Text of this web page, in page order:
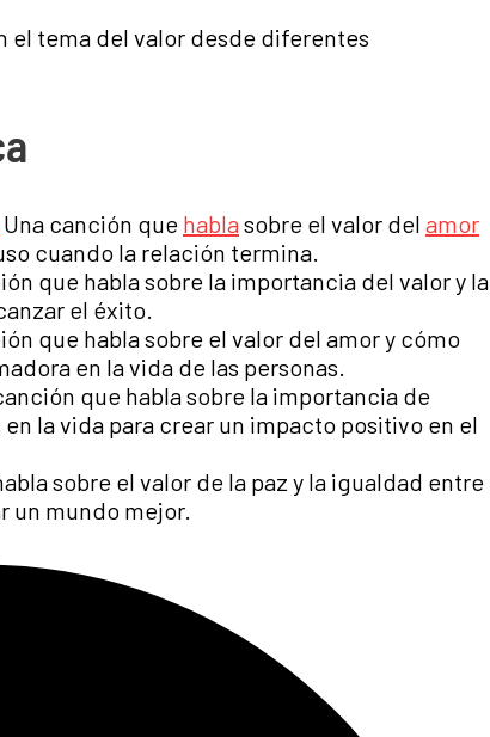
el tema del valor desde diferentes
Una canción que habla sobre el valor del amor
cuando la relación termina.
que habla sobre la importancia del valor y la
el éxito.
que habla sobre el valor del amor y cómo
en la vida de las personas.
que habla sobre la importancia de
la vida para crear un impacto positivo en el
sobre el valor de la paz y la igualdad entre
un mundo mejor.